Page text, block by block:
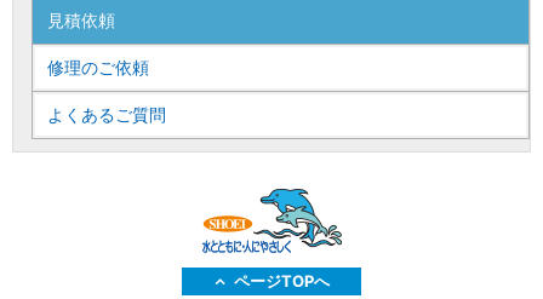
見積依頼
修理のご依頼
よくあるご質問
ページTOPへ